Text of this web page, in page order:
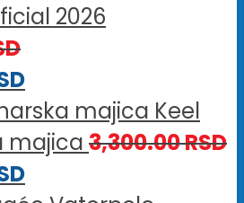
2026
Keel
majica 3,300.00RSD